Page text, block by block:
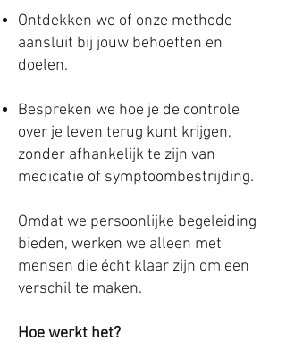
Ontdekken we of onze methode
aansluit bij jouw behoeften en
doelen.
Bespreken we hoe je de controle
over je leven terug kunt krijgen,
zonder afhankelijk te zijn van
medicatie of symptoombestrijding.
Omdat we persoonlijke begeleiding
bieden, werken we alleen met
mensen die écht klaar zijn om een
verschil te maken.
Hoe werkt het?